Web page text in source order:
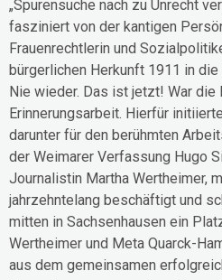
„Spurensuche nach zu Unrecht
fasziniert von der kantigen
Frauenrechtlerin und
bürgerlichen Herkunft 1911 in die
Nie wieder. Das ist jetzt! War die
Erinnerungsarbeit. Hierfür
darunter für den berühmten
der Weimarer Verfassung Hugo
Journalistin Martha Wertheimer,
jahrzehntelang beschäftigt und
mitten in Sachsenhausen ein
Wertheimer und Meta Quarck-
aus dem gemeinsamen